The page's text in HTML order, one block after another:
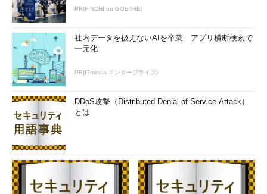
ば、「スケールアウト」である。「問題が大きくなったら、必要
れる必要はなく、480個でも10000個でもよくなければならな
い。伝統的な「シンメトリなマルチコア」ではそうはいかない
が、それぞれの結合が緩く、「勝手に走れる」コアをネットワー
クでつないだような「クラウド」ならば、数を増やしただけ、性
能を上げることができる。
しかし、従来型のソフトウェアとはまったく違う思想でシステ
ムが構築されなければならないことも事実である（見掛けは「一
皮」かぶせて従来型に見せかけるというスタイルもある
が……）。クラウド型の場合、与えられた問題は、ほかと相談せ
ず勝手に（並列に）取り組める小分けした小問題に分割して、
別々のコアに割り付けて実行させ、その結果を統合して1つの結
PR(FINCHI on GOETHE)
社内データを扱えないAIを卒業 アプリ横断検索で
一元化
PR(ITmedia エンタープライズ)
DDoS攻撃（Distributed Denial of Service Attack）
とは